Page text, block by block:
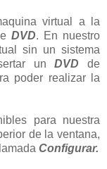
virtual a la
DVD. En nuestro
sin un sistema
unDVDde
poder realizar la
para nuestra
de la ventana,
Configurar.